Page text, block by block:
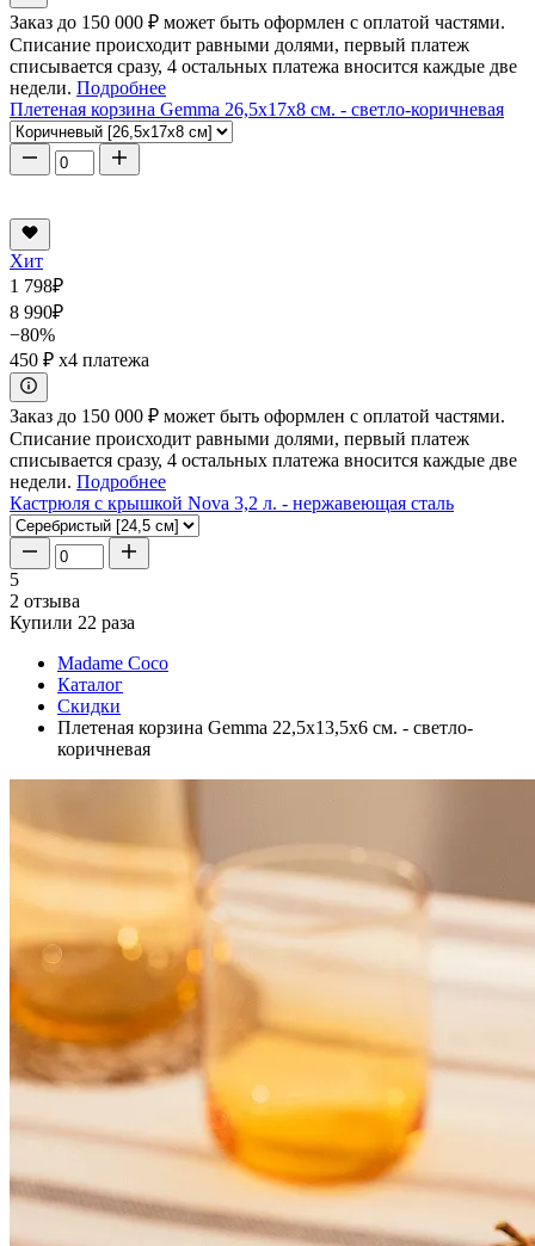
Заказ до 150 000 ₽ может быть оформлен с оплатой частями.
Списание происходит равными долями, первый платеж
списывается сразу, 4 остальных платежа вносится каждые две
недели. Подробнее
Плетеная корзина Gemma 26,5x17x8 см. - светло-коричневая
Хит
1 798₽
8 990₽
−80%
450 ₽ x4 платежа
Заказ до 150 000 ₽ может быть оформлен с оплатой частями.
Списание происходит равными долями, первый платеж
списывается сразу, 4 остальных платежа вносится каждые две
недели. Подробнее
Кастрюля с крышкой Nova 3,2 л. - нержавеющая сталь
5
2 отзыва
Купили 22 раза
Madame Coco
Каталог
Скидки
Плетеная корзина Gemma 22,5x13,5x6 см. - светло-
коричневая